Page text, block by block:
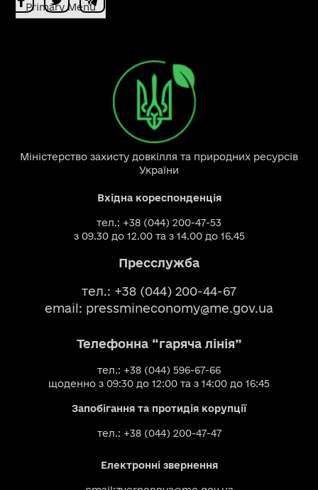
Primary Menu
Міністерство захисту довкілля та природних ресурсів
України
Вхідна кореспонденція
тел.: +38 (044) 200-47-53
з 09.30 до 12.00 та з 14.00 до 16.45
Пресслужба
тел.: +38 (044) 200-44-67
email: pressmineconomy@me.gov.ua
Телефонна “гаряча лінія”
тел.: +38 (044) 596-67-66
щоденно з 09:30 до 12:00 та з 14:00 до 16:45
Запобігання та протидія корупції
тел.: +38 (044) 200-47-47
Електронні звернення